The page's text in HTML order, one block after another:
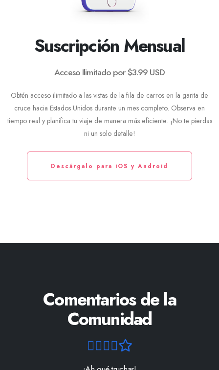
Suscripción Mensual
Acceso Ilimitado por $3.99 USD
Obtén acceso ilimitado a las vistas de la fila de carros en la garita de
cruce hacia Estados Unidos durante un mes completo. Observa en
tiempo real y planifica tu viaje de manera más eficiente. ¡No te pierdas
ni un solo detalle!
Descárgalo para iOS y Android
Comentarios de la
Comunidad